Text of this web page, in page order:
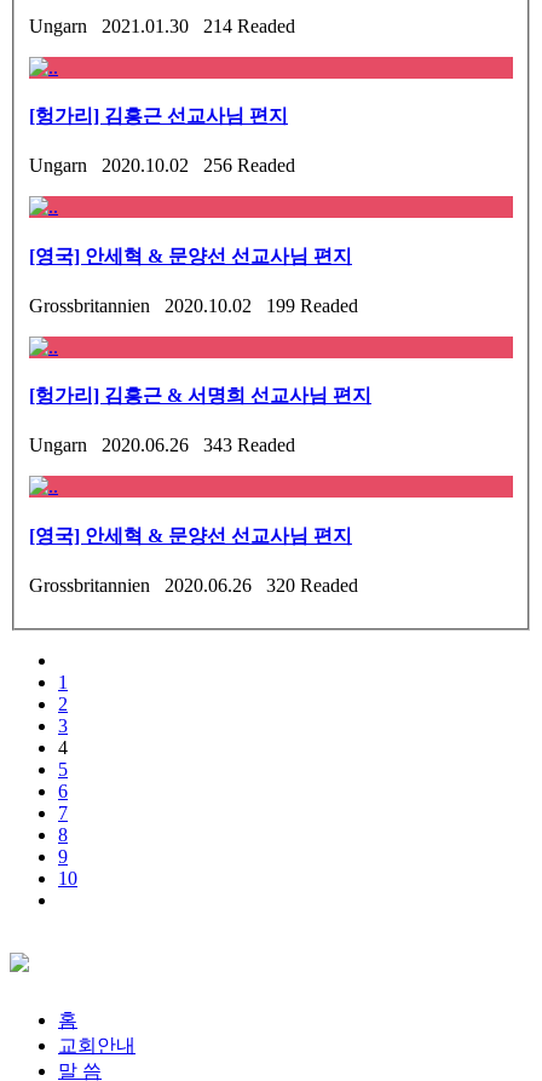
Ungarn 2021.01.30 214 Readed
[헝가리] 김흥근 선교사님 편지
Ungarn 2020.10.02 256 Readed
[영국] 안세혁 & 문양선 선교사님 편지
Grossbritannien 2020.10.02 199 Readed
[헝가리] 김흥근 & 서명희 선교사님 편지
Ungarn 2020.06.26 343 Readed
[영국] 안세혁 & 문양선 선교사님 편지
Grossbritannien 2020.06.26 320 Readed
1
2
3
4
5
6
7
8
9
10
홈
교회안내
말 씀